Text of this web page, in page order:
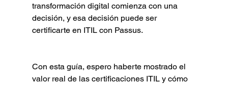
transformación digital comienza con una
decisión, y esa decisión puede ser
certificarte en ITIL con Passus.
Con esta guía, espero haberte mostrado el
valor real de las certificaciones ITIL y cómo